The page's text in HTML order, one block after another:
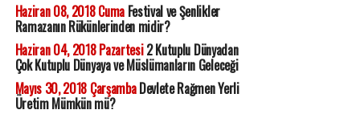
Haziran 08, 2018 CumaFestival ve Şenlikler
Ramazanın Rükünlerinden midir?
Haziran 04, 2018 Pazartesi2 Kutuplu Dünyadan
Çok Kutuplu Dünyaya ve Müslümanların Geleceği
Mayıs 30, 2018 ÇarşambaDevlete Rağmen Yerli
Üretim Mümkün mü?